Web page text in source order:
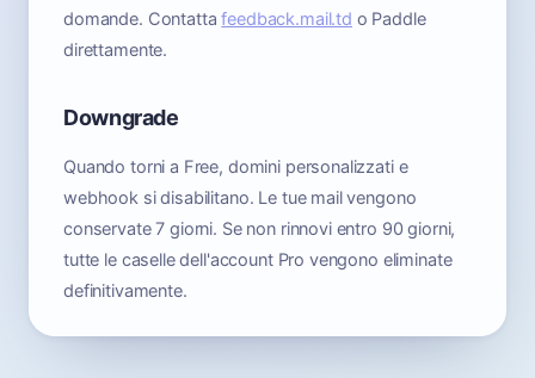
domande. Contattafeedback.mail.td o Paddle
direttamente.
Downgrade
Quando torni a Free, domini personalizzati e
webhook si disabilitano. Le tue mail vengono
conservate 7 giorni. Se non rinnovi entro 90 giorni,
tutte le caselle dell'account Pro vengono eliminate
definitivamente.